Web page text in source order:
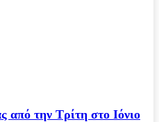
από την Τρίτη στο Ιόνιο